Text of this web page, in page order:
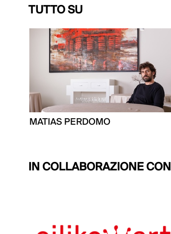
TUTTO SU
MATIAS PERDOMO
IN COLLABORAZIONE CON